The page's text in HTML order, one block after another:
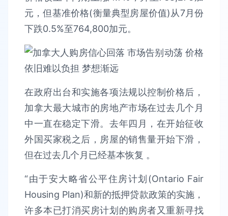
元，但基准价格(衡量典型房屋价值)从7月份
下跌0.5%至764,800加元。
在政府出台和实施各项法规以控制价格后，
加拿大最大城市的房地产市场在过去几个月
中一直在稳定下滑。去年四月，在开始征收
外国买家税之后，房屋的销售量开始下滑，
但在过去几个月已经基本恢复 。
“由于安大略省公平住房计划(Ontario Fair
Housing Plan)和新的抵押贷款政策的实施，
许多本已打消买房计划的购房者又重新寻找